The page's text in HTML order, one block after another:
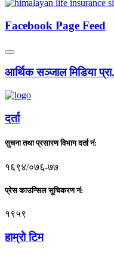
Facebook Page Feed
आर्थिक सञ्जाल मिडिया प्रा.
दर्ता
सुचना तथा प्रसारण विभाग दर्ता नं:
१६९४/०७६-७७
प्रेस काउन्सिल सूचिकरण नं:
१९५९
हाम्राे टिम